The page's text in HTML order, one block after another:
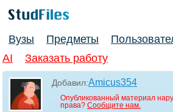
Вузы Предметы
AI
Заказать работу
Добавил:Amicus354
Опубликованный материал
права? Сообщите нам.